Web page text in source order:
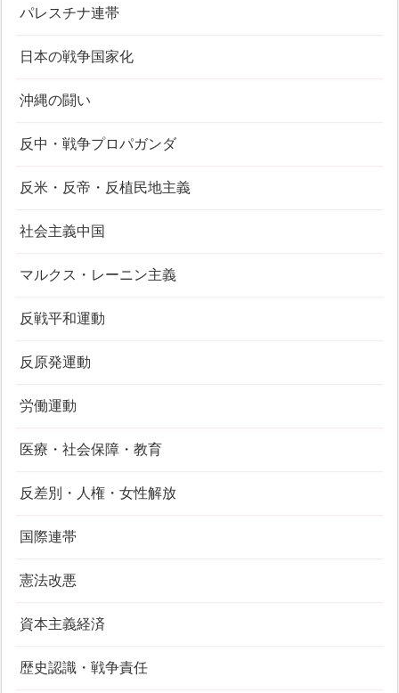
パレスチナ連帯
日本の戦争国家化
沖縄の闘い
反中・戦争プロパガンダ
反米・反帝・反植民地主義
社会主義中国
マルクス・レーニン主義
反戦平和運動
反原発運動
労働運動
医療・社会保障・教育
反差別・人権・女性解放
国際連帯
憲法改悪
資本主義経済
歴史認識・戦争責任